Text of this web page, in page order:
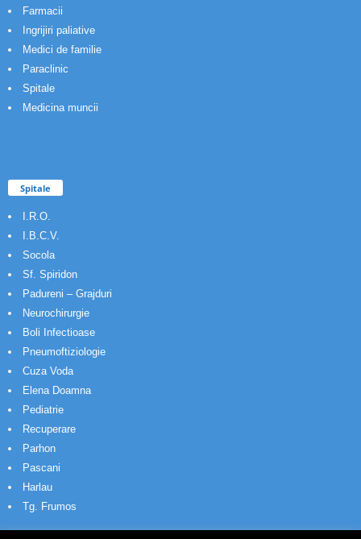
Farmacii
Ingrijiri paliative
Medici de familie
Paraclinic
Spitale
Medicina muncii
Spitale
I.R.O.
I.B.C.V.
Socola
Sf. Spiridon
Padureni – Grajduri
Neurochirurgie
Boli Infectioase
Pneumoftiziologie
Cuza Voda
Elena Doamna
Pediatrie
Recuperare
Parhon
Pascani
Harlau
Tg. Frumos